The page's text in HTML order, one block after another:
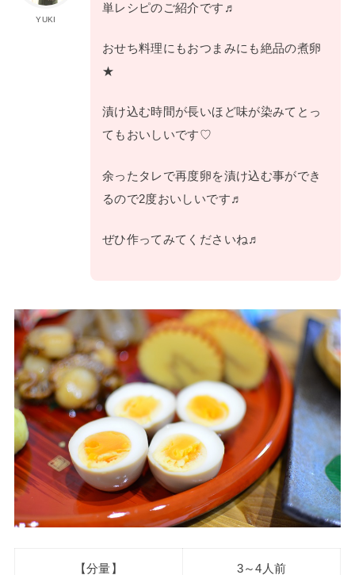
YUKI
単レシピのご紹介です♬
おせち料理にもおつまみにも絶品の煮卵
★
漬け込む時間が長いほど味が染みてとっ
てもおいしいです♡
余ったタレで再度卵を漬け込む事ができ
るので2度おいしいです♬
ぜひ作ってみてくださいね♬
【分量】 3～4人前